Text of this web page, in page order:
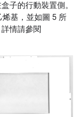
子的行動裝置側。
基，並如圖 5 所
情請參閱